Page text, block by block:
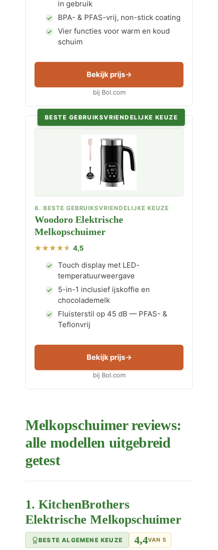
in gebruik
BPA- & PFAS-vrij, non-stick coating
Vier functies voor warm en koud
schuim
Bekijk prijs
bij Bol.com
BESTE GEBRUIKSVRIENDELIJKE KEUZE
6. BESTE GEBRUIKSVRIENDELIJKE KEUZE
Woodoro Elektrische
Melkopschuimer
4,5
Touch display met LED-
temperatuurweergave
5-in-1 inclusief ijskoffie en
chocolademelk
Fluisterstil op 45 dB — PFAS- &
Teflonvrij
Bekijk prijs
bij Bol.com
Melkopschuimer reviews:
alle modellen uitgebreid
getest
1. KitchenBrothers
Elektrische Melkopschuimer
BESTE ALGEMENE KEUZE 4,4VAN 5